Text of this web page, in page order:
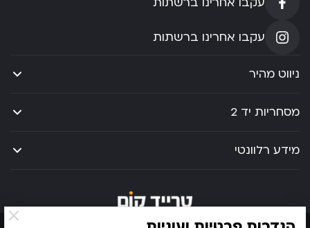
עקבו אחרינו ברשתות
ניווט מהיר
מסחריות יד 2
מידע רלוונטי